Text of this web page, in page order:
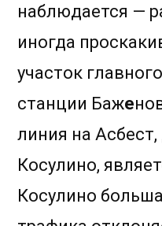
наблюдается —
иногда
участок
станции Баже
линия на
Косулино,
Косулино